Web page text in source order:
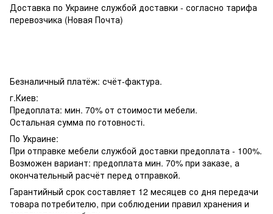
Доставка по Украине службой доставки - согласно тарифа
перевозчика (Новая Почта)
Безналичный платёж: счёт-фактура.
г.Киев:
Предоплата: мин. 70% от стоимости мебели.
Остальная сумма по готовності.
По Украине:
При отправке мебели службой доставки предоплата - 100%.
Возможен вариант: предоплата мин. 70% при заказе, а
окончательный расчёт перед отправкой.
Гарантийный срок составляет 12 месяцев со дня передачи
товара потребителю, при соблюдении правил хранения и